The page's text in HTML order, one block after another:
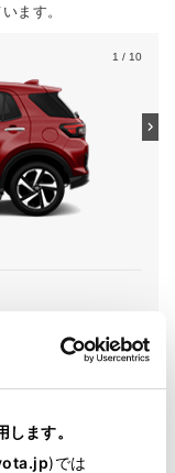
ます。
)では
ます。
1 / 10
ツレッドメタリック